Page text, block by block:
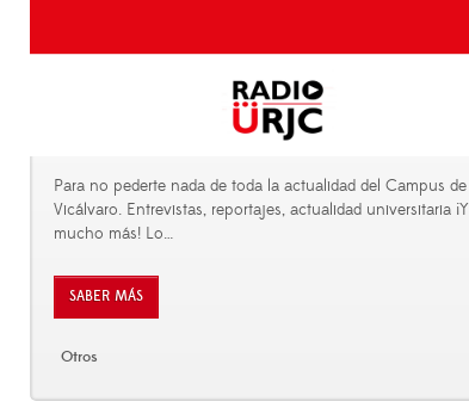
Para no pederte nada de toda la actualidad del Campus de
Vicálvaro. Entrevistas, reportajes, actualidad universitaria ¡Y
mucho más! Lo…
SABER MÁS
Otros